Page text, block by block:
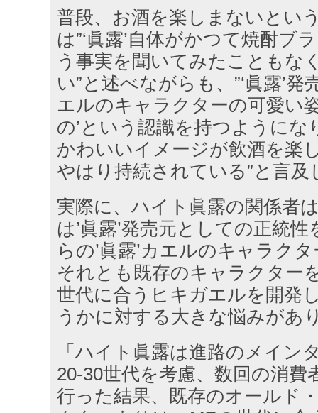
普段、お酒を楽しまないとい
は”‘眞露’自体がかつて焼酎ブ
う事実を聞いてみたこともな
い”と述べながらも、”‘眞露’
エルのキャラクターの可愛い
の’という認識を持つようにな
かわいいイメージが飲酒を楽
やはり持続されている”と言及
実際に、ハイト眞露の関係者
は’眞露’発売元としての正統
らの’眞露’カエルのキャラク
それとも既存のキャラクター
世代に合うヒキガエルを開発
うかに対する大きな悩みがあ
「ハイト眞露は進路のメイン
20-30世代を考慮、数回の消費
行った結果、既存のオールド